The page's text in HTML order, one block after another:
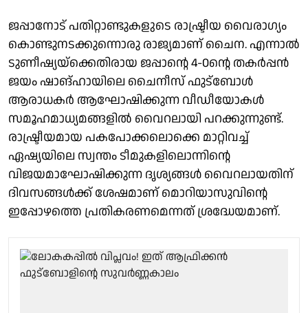
ജപ്പാനോട് പതിറ്റാണ്ടുകളുടെ രാഷ്ട്രീയ വൈരാഗ്യം
കൊണ്ടുനടക്കുന്നൊരു രാജ്യമാണ് ചൈന. എന്നാൽ
ടുണീഷ്യയ്ക്കെതിരായ ജപ്പാൻ്റെ 4-0ൻ്റെ തകർപ്പൻ
ജയം ഷാങ്ഹായിലെ ചൈനീസ് ഫുട്ബോൾ
ആരാധകർ ആഘോഷിക്കുന്ന വീഡീയോകൾ
സമൂഹമാധ്യമങ്ങളിൽ വൈറലായി പറക്കുന്നുണ്ട്.
രാഷ്ട്രീയമായ പകപോക്കലൊക്കെ മാറ്റിവച്ച്
ഏഷ്യയിലെ സ്വന്തം ടീമുകളിലൊന്നിൻ്റെ
വിജയമാഘോഷിക്കുന്ന ദൃശ്യങ്ങൾ വൈറലായതിന്
ദിവസങ്ങൾക്ക് ശേഷമാണ് മൊറിയാസുവിൻ്റെ
ഇപ്പോഴത്തെ പ്രതികരണമെന്നത് ശ്രദ്ധേയമാണ്.